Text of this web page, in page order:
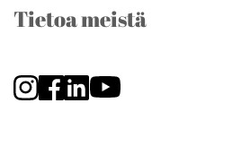
Tietoa meistä